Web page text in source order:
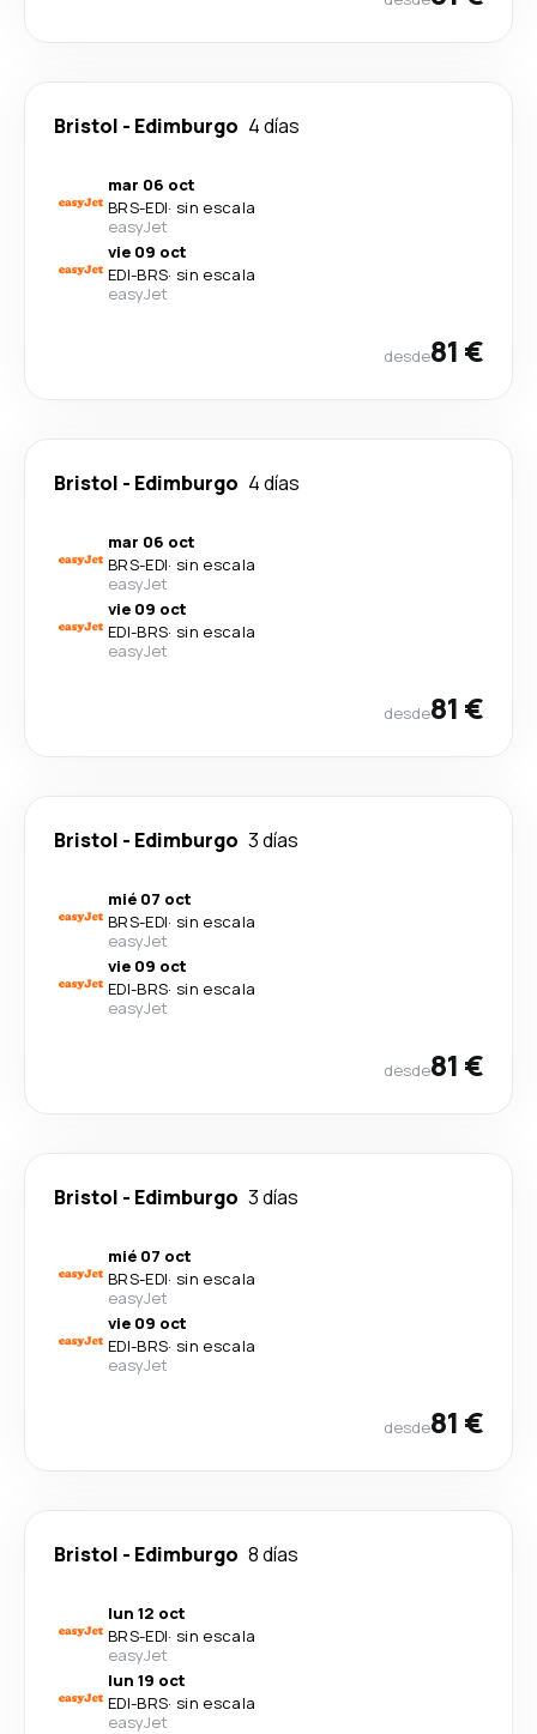
Bristol - Edimburgo 4 días
mar 06 oct
BRS-EDI· sin escala
easyJet
vie 09 oct
EDI-BRS· sin escala
easyJet
desde81 €
Bristol - Edimburgo 4 días
mar 06 oct
BRS-EDI· sin escala
easyJet
vie 09 oct
EDI-BRS· sin escala
easyJet
desde81 €
Bristol - Edimburgo 3 días
mié 07 oct
BRS-EDI· sin escala
easyJet
vie 09 oct
EDI-BRS· sin escala
easyJet
desde81 €
Bristol - Edimburgo 3 días
mié 07 oct
BRS-EDI· sin escala
easyJet
vie 09 oct
EDI-BRS· sin escala
easyJet
desde81 €
Bristol - Edimburgo 8 días
lun 12 oct
BRS-EDI· sin escala
easyJet
lun 19 oct
EDI-BRS· sin escala
easyJet